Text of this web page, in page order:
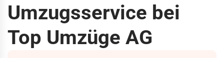
Umzugsservice bei
Top Umzüge AG